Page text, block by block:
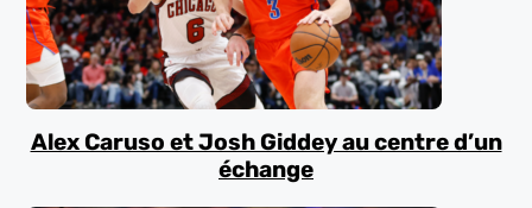
Alex Caruso et Josh Giddey au centre d’un
échange